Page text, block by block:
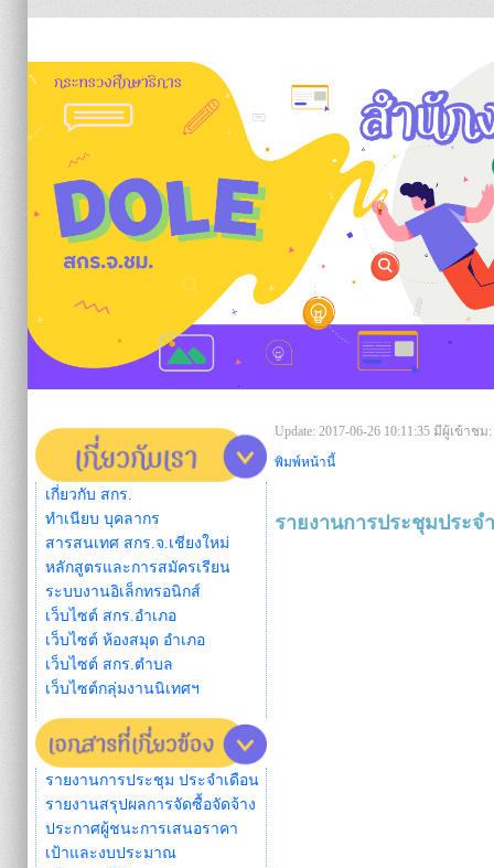
เกี่ยวกับ สกร.
ทำเนียบ บุคลากร
สารสนเทศ สกร.จ.เชียงใหม่
หลักสูตรและการสมัครเรียน
ระบบงานอิเล็กทรอนิกส์
เว็บไซต์ สกร.อำเภอ
เว็บไซต์ ห้องสมุด อำเภอ
เว็บไซต์ สกร.ตำบล
เว็บไซต์กลุ่มงานนิเทศฯ
รายงานการประชุม ประจำเดือน
รายงานสรุปผลการจัดซื้อจัดจ้าง
ประกาศผู้ชนะการเสนอราคา
เป้าและงบประมาณ
Update: 2017-06-26 10:11:35 มีผู้เข้าชม:
พิมพ์หน้านี้
รายงานการประชุมประ